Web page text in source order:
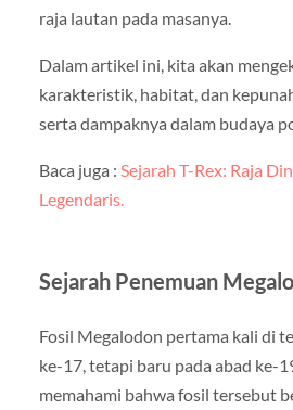
raja lautan pada masanya.
Dalam artikel ini, kita akan
karakteristik, habitat, dan
serta dampaknya dalam budaya
Baca juga : Sejarah T-Rex: Raja
Legendaris.
Sejarah Penemuan
Fosil Megalodon pertama kali di
ke-17, tetapi baru pada abad ke-
memahami bahwa fosil tersebut